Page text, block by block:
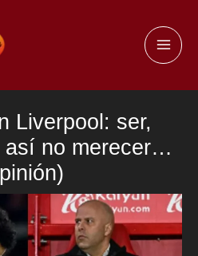
Liverpool: ser,
así no merecer…